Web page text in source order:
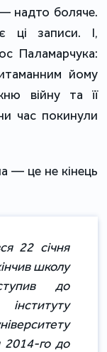
надто боляче.
ці записи. І,
Паламарчука:
йому
війну та її
час покинули
— це не кінець
22 січня
школу
до
2014-го до